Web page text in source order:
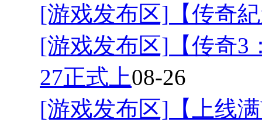
[游戏发布区] 【传奇
[游戏发布区] 【传奇
27正式上08-26
[游戏发布区] 【上线